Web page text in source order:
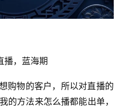
播，蓝海期
购物的客户，所以对直播的
的方法来怎么播都能出单，